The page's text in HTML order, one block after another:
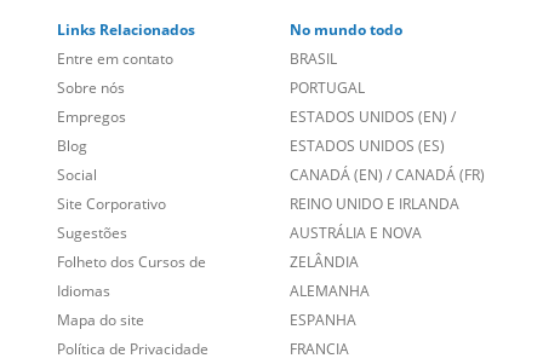
Sobre nós
Empregos
Blog
Social
Site Corporativo
Sugestões
Folheto dos Cursos de
Idiomas
Mapa do site
Política de Privacidade
PORTUGAL
ESTADOS UNIDOS (EN)
ESTADOS UNIDOS (ES)
CANADÁ (EN)/CANADÁ (FR)
REINO UNIDO E IRLANDA
AUSTRÁLIA E NOVA
ZELÂNDIA
ALEMANHA
ESPANHA
FRANCIA